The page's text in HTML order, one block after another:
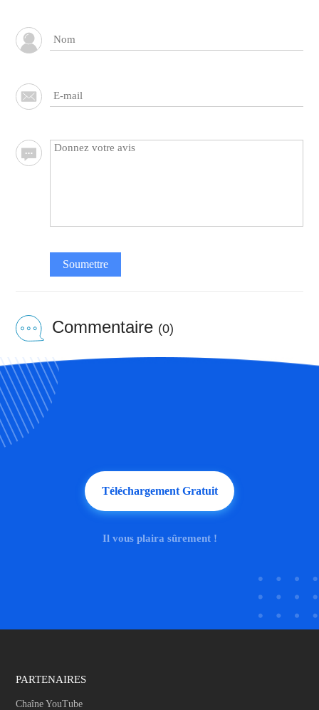
Soumettre
Commentaire (0)
Téléchargement Gratuit
Il vous plaira sûrement !
PARTENAIRES
Chaîne YouTube